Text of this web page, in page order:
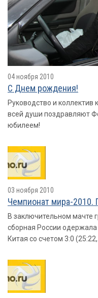
04 ноября 2010
С Днем рождения!
Руководство и коллектив
всей души поздравляют
юбилеем!
03 ноября 2010
Чемпионат мира-2010.
В заключительном мачте
сборная России
Китая со счетом 3:0